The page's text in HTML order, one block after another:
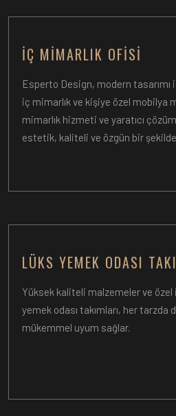
İÇ MIMARLIK OFISI
Esperto Design, modern
iç mimarlık ve kişiye özel mobilya
mimarlık hizmeti ve yaratıcı
estetik, kaliteli ve özgün bir
LÜKS YEMEK ODASI
Yüksek kaliteli malzemeler ve
yemek odası takımları, her tarzda
mükemmel uyum sağlar.